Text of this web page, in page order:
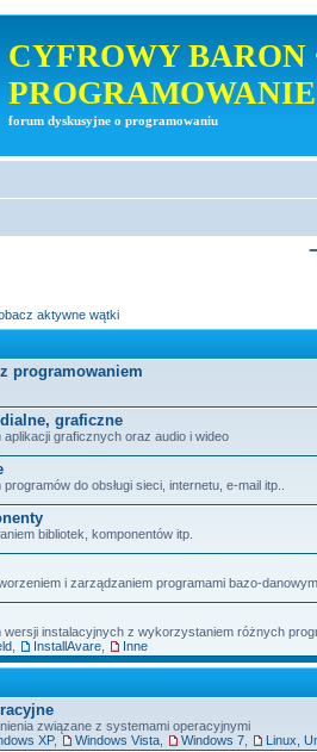
CYFROWY BARON
PROGRAMOWANIE
forum dyskusyjne o programowaniu
aktywne wątki
programowaniem
graficzne
graficznych oraz audio i wideo
do obsługi sieci, internetu, e-mail itp..
bibliotek, komponentów itp.
i zarządzaniem programami bazo-
wersji instalacyjnych z wykorzystaniem różnych
InstallAvare Inne
związane z systemami operacyjnymi
XP, Windows Vista Windows 7 Linux,